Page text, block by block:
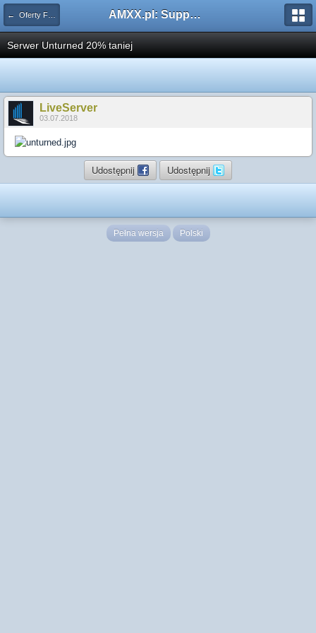
← Oferty Firm Hostingowych AMXX.pl: Support AMX Mod X i SourceMod
Serwer Unturned 20% taniej
LiveServer
03.07.2018
Udostępnij Udostępnij
Pełna wersja Polski